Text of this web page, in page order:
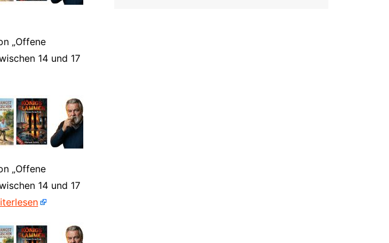
„Offene
14 und 17
„Offene
14 und 17